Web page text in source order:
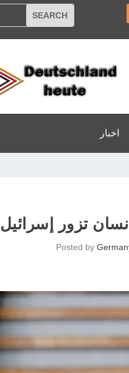
اخبار
تزور إسرائيل
Posted by